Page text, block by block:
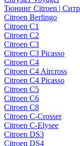
Тюнинг Citroen |
Citroen Berlingo
Citroen C1
Citroen C2
Citroen C3
Citroen C3 Picasso
Citroen C4
Citroen C4 Aircross
Citroen C4 Picasso
Citroen C5
Citroen C6
Citroen C8
Citroen C-Crosser
Citroen C-Elysee
Citroen DS3
Citroen DS4